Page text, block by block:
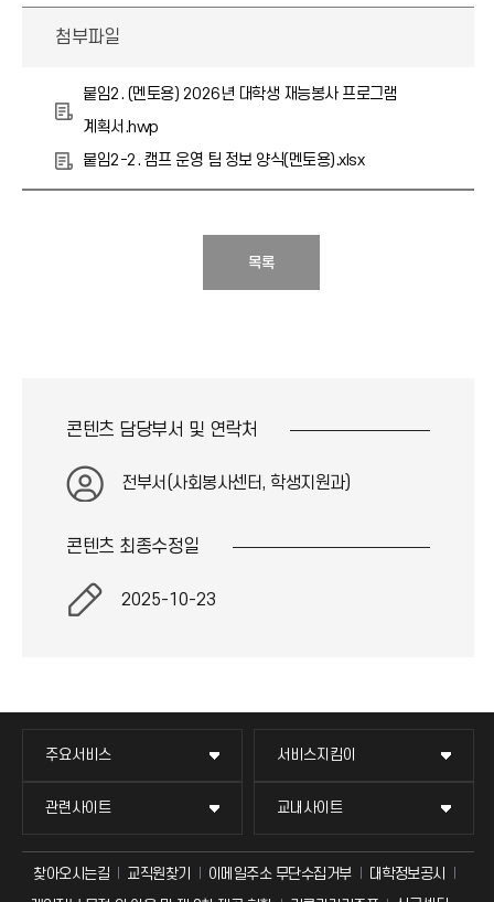
첨부파일
붙임2. (멘토용) 2026년 대학생 재능봉사 프로그램
계획서.hwp
붙임2-2. 캠프 운영 팀 정보 양식(멘토용).xlsx
목록
콘텐츠 담당부서 및 연락처
전부서(사회봉사센터, 학생지원과)
콘텐츠 최종수정일
2025-10-23
주요서비스 서비스지킴이
관련사이트 교내사이트
찾아오시는길 교직원찾기 이메일주소 무단수집거부
대학정보공시